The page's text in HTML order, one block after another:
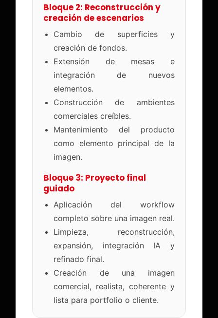
Bloque 2: Reconstrucción y
creación de escenarios
Cambio de superficies y
creación de fondos.
Extensión de mesas e
integración de nuevos
elementos.
Construcción de ambientes
comerciales creíbles.
Mantenimiento del producto
como elemento principal de la
imagen.
Bloque 3: Proyecto final
guiado
Aplicación del workflow
completo sobre una imagen real.
Limpieza, reconstrucción,
expansión, integración IA y
refinado final.
Creación de una imagen
comercial, realista, coherente y
lista para portfolio o cliente.